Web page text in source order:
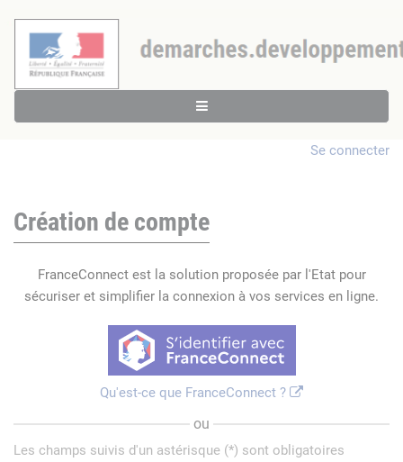
Se connecter
Création de compte
FranceConnect est la solution proposée par l'Etat pour
sécuriser et simplifier la connexion à vos services en ligne.
Qu'est-ce que FranceConnect ?
ou
Les champs suivis d'un astérisque (*) sont obligatoires